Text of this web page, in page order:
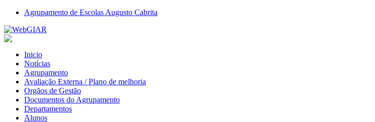
Agrupamento de Escolas Augusto Cabrita
Inicio
Notícias
Agrupamento
Avaliação Externa / Plano de melhoria
Orgãos de Gestão
Documentos do Agrupamento
Departamentos
Alunos